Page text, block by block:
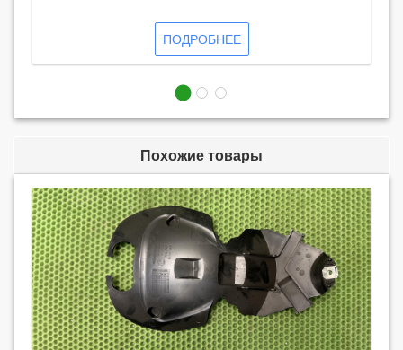
ПОДРОБНЕЕ
Похожие товары